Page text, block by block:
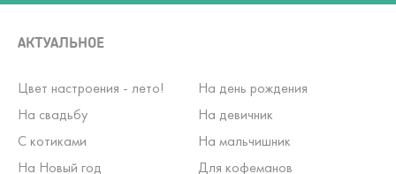
АКТУАЛЬНОЕ
Цвет настроения - лето!
На день рождения
На свадьбу
На девичник
С котиками
На мальчишник
На Новый год
Для кофеманов